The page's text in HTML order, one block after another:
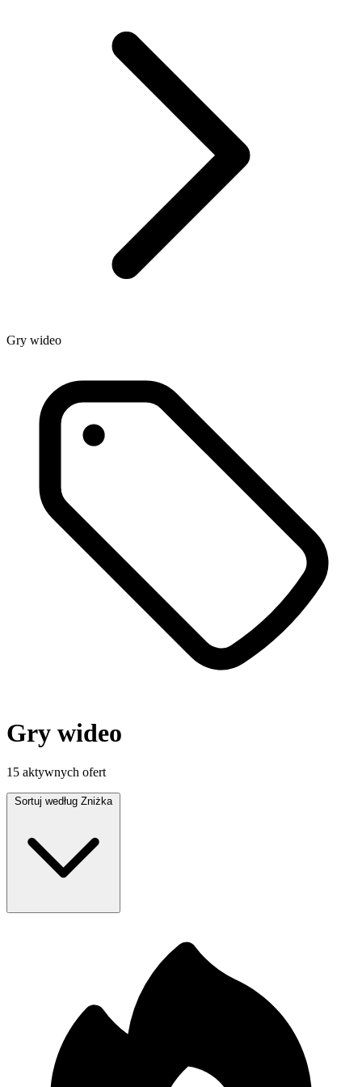
Gry wideo
Gry wideo
15 aktywnych ofert
Sortuj według Zniżka